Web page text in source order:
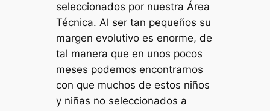
seleccionados por nuestra Área
Técnica. Al ser tan pequeños su
margen evolutivo es enorme, de
tal manera que en unos pocos
meses podemos encontrarnos
con que muchos de estos niños
y niñas no seleccionados a